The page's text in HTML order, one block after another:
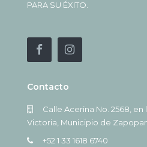
PARA SU ÉXITO.
Contacto
Calle Acerina No. 2568,
Victoria, Municipio de
+52 1 33 1618 6740